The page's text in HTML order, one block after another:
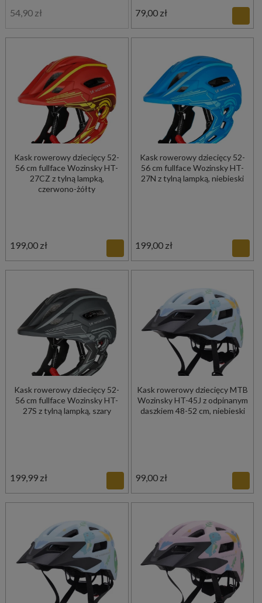
54,90 zł 79,00 zł
Kask rowerowy dziecięcy 52-
56 cm fullface Wozinsky HT-
27CZ z tylną lampką,
czerwono-żółty
199,00 zł
Kask rowerowy dziecięcy 52-
56 cm fullface Wozinsky HT-
27N z tylną lampką, niebieski
199,00 zł
Kask rowerowy dziecięcy 52-
56 cm fullface Wozinsky HT-
27S z tylną lampką, szary
199,99 zł
Kask rowerowy dziecięcy MTB
Wozinsky HT-45J z odpinanym
daszkiem 48-52 cm, niebieski
99,00 zł